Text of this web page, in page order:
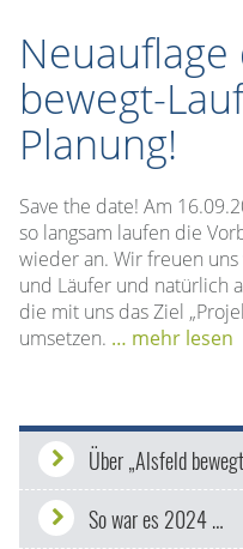
Neuauflage
bewegt-
Planung!
Save the date! Am
so langsam laufen die
wieder an. Wir freuen
und Läufer und natürlich
die mit uns das Ziel
umsetzen. … mehr lesen
Über „Alsfeld
So war es 2024 …